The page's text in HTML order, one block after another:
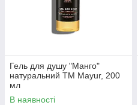
Гель для душу "Манго"
натуральний TM Mayur, 200
мл
В наявності